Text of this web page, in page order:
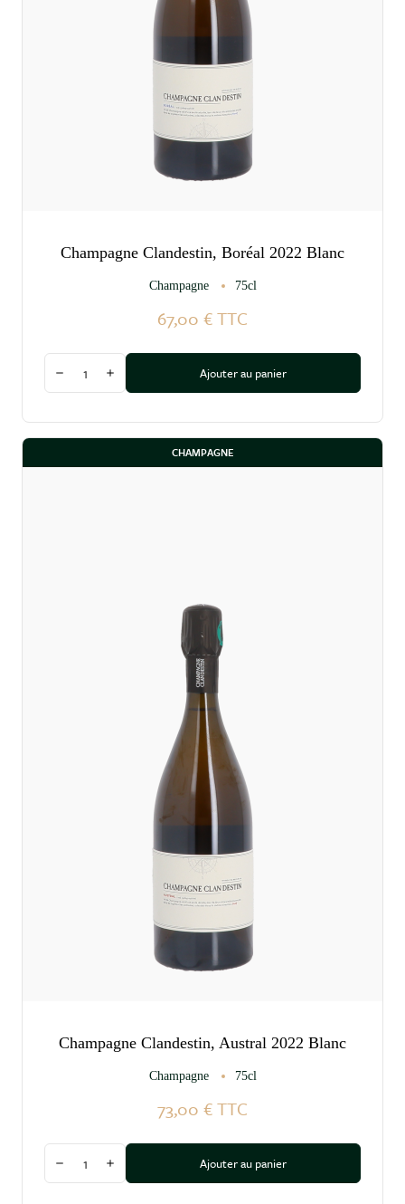
Champagne Clandestin, Boréal 2022 Blanc
Champagne 75cl
67,00 €TTC
Diminuer la quantité
Augmenter la quantitéAjouter au panier
CHAMPAGNE
Champagne Clandestin, Austral 2022 Blanc
Champagne 75cl
73,00 €TTC
Diminuer la quantité
Augmenter la quantitéAjouter au panier